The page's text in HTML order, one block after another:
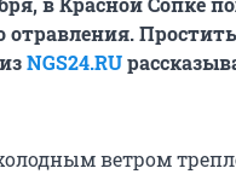
отравления.
NGS24.RU
ветром